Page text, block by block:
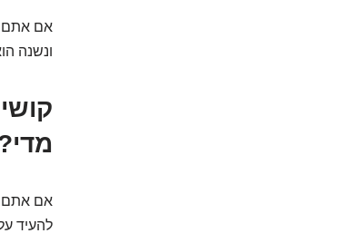
אם אתם
ונשנה
אם אתם
להעיד